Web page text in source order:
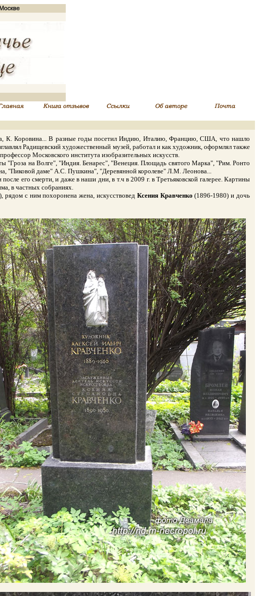
К. Коровина... В разные годы посетил Индию, Италию, Францию, США, что нашло
Радищевский художественный музей, работал и как художник, оформлял также
Московского института изобразительных искусств.
"Гроза на Волге", "Индия. Бенарес", "Венеция. Площадь святого Марка", "Рим. Ронто
"Пиковой даме" А.С. Пушкина", "Деревянной королеве" Л.М. Леонова...
его смерти, и даже в наши дни, в т.ч в 2009 г. в Третьяковской галерее. Картины
в частных собраниях.
с ним похоронена жена, искусствовед Ксения Кравченко(1896-1980) и дочь